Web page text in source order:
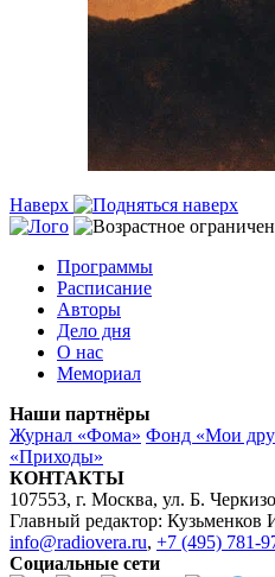
Наверх
Программы
Расписание
Авторы
Дело дня
О нас
Мемориал
Наши партнёры
Журнал «Фома» Фонд «Мои
«Приходы»
КОНТАКТЫ
107553, г. Москва, ул. Б.
Главный редактор: Кузьменков
info@radiovera.ru, +7 (495) 781-
Социальные сети